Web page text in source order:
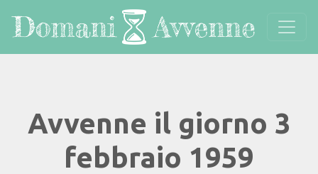
Avvenne il giorno 3
febbraio 1959